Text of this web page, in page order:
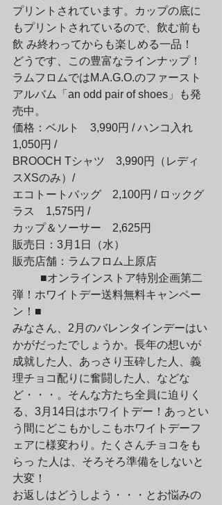
プリントされています。カップの底に
もプリントされているので、飲む前も
飲 み終わってからも楽しめる一品！
どうです、この豊富なラインナップ！
ラムフロムではM.A.G.O.のファースト
アルバム「an odd pair of shoes」も発
売中。
価格：ベルト　3,990円 / ハンコ入れ
1,050円 /
BROOCH Tシャツ　3,990円（レディ
スXSのみ）/
エコトートバッグ　2,100円 / ロックグ
ラス　1,575円 /
カップ＆ソーサー　2,625円
販売日：3月1日（水）
販売店舗：ラムフロム上原店
弾！ホワイトデー送料無料キャンペー
ン！■
みなさん、2月のバレンタインデーはい
かがだったでしょうか。長年の想いが
成就した人、あっさり玉砕した人、義
理チョコ配りに奮闘した人、などな
ど・・・。そんな方たち全員に迫りく
る、3月14日はホワイトデー！あっとい
う間にどこもかしこもホワイトデーフ
ェアに様変わり。たくさんチョコをも
らっ た人は、そろそろ準備をしないと
大変！
お返しはどうしよう・・・とお悩みの